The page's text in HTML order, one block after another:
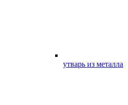
утварь из металла